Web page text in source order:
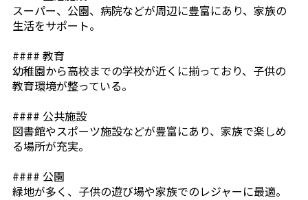
スーパー、公園、病院などが周辺に豊富にあり、家族の
生活をサポート。
#### 教育
幼稚園から高校までの学校が近くに揃っており、子供の
教育環境が整っている。
#### 公共施設
図書館やスポーツ施設などが豊富にあり、家族で楽しめ
る場所が充実。
#### 公園
緑地が多く、子供の遊び場や家族でのレジャーに最適。